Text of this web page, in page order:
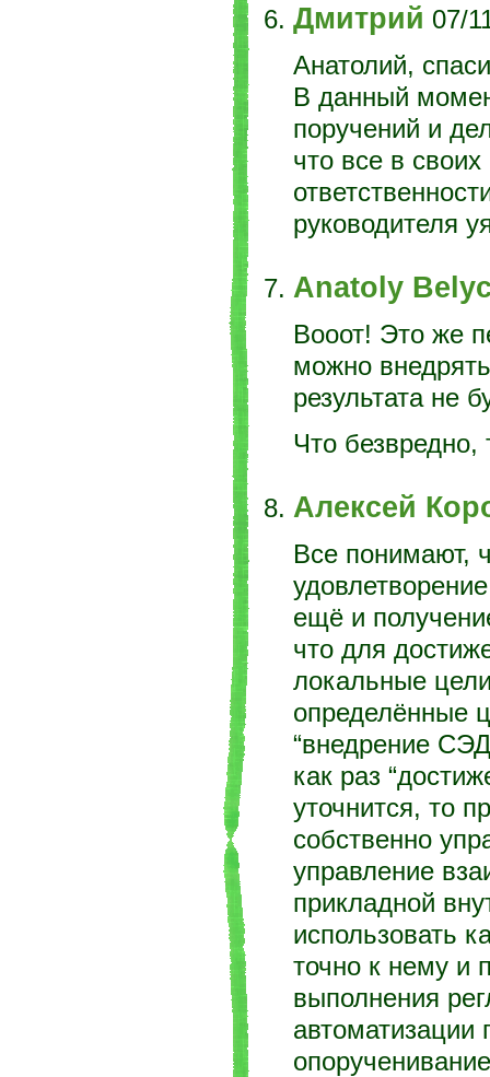
Дмитрий 07/
Анатолий,
В данный
поручений и
что все в
руководителя
Anatoly
Вооот! Это же
можно
результата не
Что безвредно,
Алексей
Все понимают,
ещё и
что для
локальные
определённые
“внедрение
как раз
уточнится, то
собственно
управление
прикладной
использовать
точно к нему и
выполнения
автоматизации